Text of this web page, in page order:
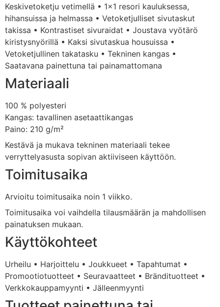
Keskivetoketju vetimellä • 1×1 resori kauluksessa,
hihansuissa ja helmassa • Vetoketjulliset sivutaskut
takissa • Kontrastiset sivuraidat • Joustava vyötärö
kiristysnyörillä • Kaksi sivutaskua housuissa •
Vetoketjullinen takatasku • Tekninen kangas •
Saatavana painettuna tai painamattomana
Materiaali
100 % polyesteri
Kangas: tavallinen asetaattikangas
Paino: 210 g/m²
Kestävä ja mukava tekninen materiaali tekee
verryttelyasusta sopivan aktiiviseen käyttöön.
Toimitusaika
Arvioitu toimitusaika noin 1 viikko.
Toimitusaika voi vaihdella tilausmäärän ja mahdollisen
painatuksen mukaan.
Käyttökohteet
Urheilu • Harjoittelu • Joukkueet • Tapahtumat •
Promootiotuotteet • Seuravaatteet • Brändituotteet •
Verkkokauppamyynti • Jälleenmyynti